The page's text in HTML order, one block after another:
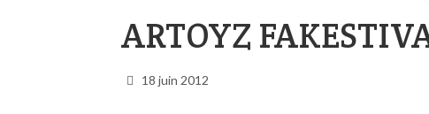
ARTOYZ
18 juin 2012